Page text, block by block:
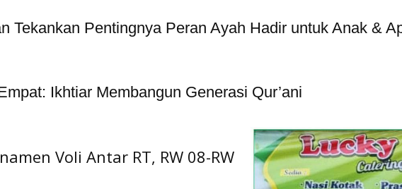
Tekankan Pentingnya Peran Ayah Hadir untuk Anak &
Ikhtiar Membangun Generasi Qur’ani
Voli Antar RT, RW 08-RW